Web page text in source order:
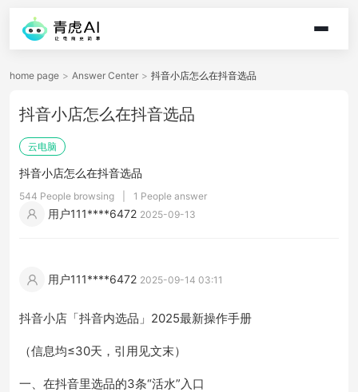
home page > Answer Center > 抖音小店怎么在抖音选品
抖音小店怎么在抖音选品
云电脑
抖音小店怎么在抖音选品
544 People browsing 1 People answer
用户111****6472 2025-09-13
用户111****6472 2025-09-14 03:11
抖音小店「抖音内选品」2025最新操作手册
（信息均≤30天，引用见文末）
一、在抖音里选品的3条“活水”入口